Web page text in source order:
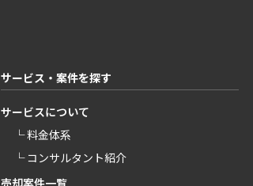
サービス・案件を探す
サービスについて
└ 料金体系
└ コンサルタント紹介